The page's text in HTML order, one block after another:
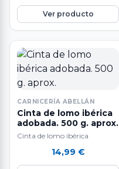
cinta…
Ver producto
CARNICERÍA ABELLÁN
Cinta de lomo ibérica
adobada. 500 g. aprox.
Cinta de lomo ibérica
14,99 €